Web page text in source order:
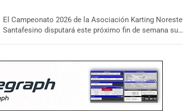
El Campeonato 2026 de la Asociación Karting Noreste
Santafesino disputará este próximo fin de semana su…